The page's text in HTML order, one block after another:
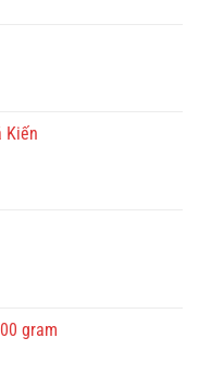
Kiến
gram